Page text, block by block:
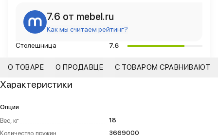
7.6 от mebel.ru
Как мы считаем рейтинг?
Столешница 7.6
О ТОВАРЕ О ПРОДАВЦЕ С ТОВАРОМ СРАВНИВАЮТ
Характеристики
Опции
Вес, кг
18
Количество пружин
3669000